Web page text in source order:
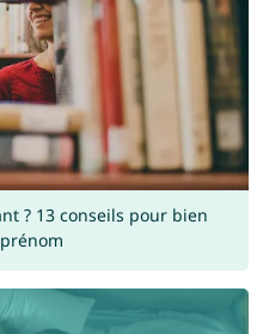
? 13 conseils pour bien